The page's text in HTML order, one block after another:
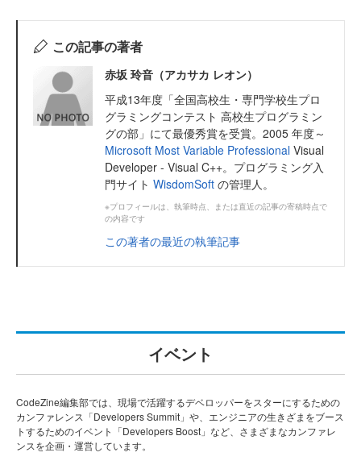
この記事の著者
赤坂 玲音（アカサカ レオン）
平成13年度「全国高校生・専門学校生プロ
グラミングコンテスト 高校生プログラミン
グの部」にて最優秀賞を受賞。2005 年度～
Microsoft Most Variable Professional Visual
Developer - Visual C++。プログラミング入
門サイト WisdomSoft の管理人。
※プロフィールは、執筆時点、または直近の記事の寄稿時点で
の内容です
この著者の最近の執筆記事
イベント
CodeZine編集部では、現場で活躍するデベロッパーをスターにするための
カンファレンス「Developers Summit」や、エンジニアの生きざまをブース
トするためのイベント「Developers Boost」など、さまざまなカンファレ
ンスを企画・運営しています。